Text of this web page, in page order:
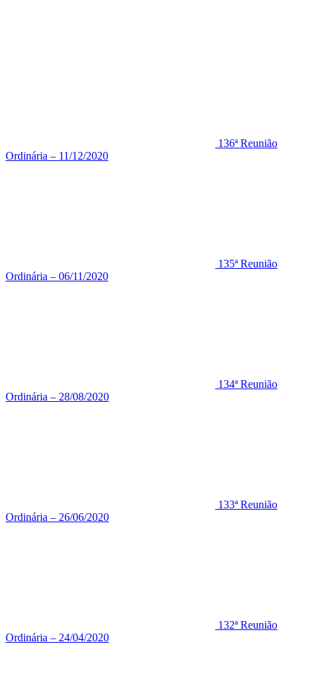
136ª Reunião
Ordinária – 11/12/2020
135ª Reunião
Ordinária – 06/11/2020
134ª Reunião
Ordinária – 28/08/2020
133ª Reunião
Ordinária – 26/06/2020
132ª Reunião
Ordinária – 24/04/2020